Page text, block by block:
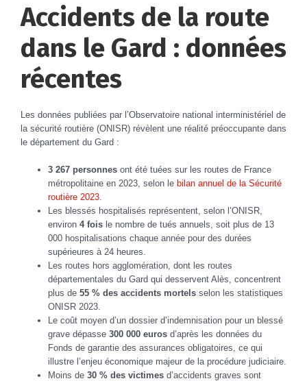
Accidents de la route
dans le Gard : données
récentes
Les données publiées par l’Observatoire national interministériel de
la sécurité routière (ONISR) révèlent une réalité préoccupante dans
le département du Gard :
3 267 personnes ont été tuées sur les routes de France
métropolitaine en 2023, selon le bilan annuel de la Sécurité
routière 2023
Les blessés hospitalisés représentent, selon l’ONISR,
environ 4 fois le nombre de tués annuels, soit plus de 13
000 hospitalisations chaque année pour des durées
supérieures à 24 heures.
Les routes hors agglomération, dont les routes
départementales du Gard qui desservent Alès, concentrent
plus de 55 % des accidents mortels selon les statistiques
ONISR 2023.
Le coût moyen d’un dossier d’indemnisation pour un blessé
grave dépasse 300 000 euros d’après les données du
Fonds de garantie des assurances obligatoires, ce qui
illustre l’enjeu économique majeur de la procédure judiciaire.
Moins de 30 % des victimes d’accidents graves sont